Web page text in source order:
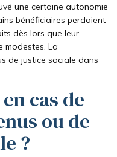
une certaine autonomie
bénéficiaires perdaient
dès lors que leur
modestes. La
de justice sociale dans
cas de
ou de
?